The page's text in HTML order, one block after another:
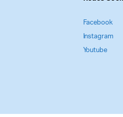
Facebook
Instagram
Youtube